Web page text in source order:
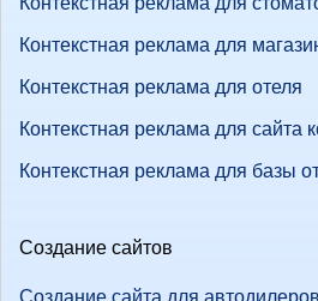
Контекстная реклама для
Контекстная реклама для отеля
Контекстная реклама для сайта
Контекстная реклама для базы
Создание сайтов
Создание сайта для автодилеров